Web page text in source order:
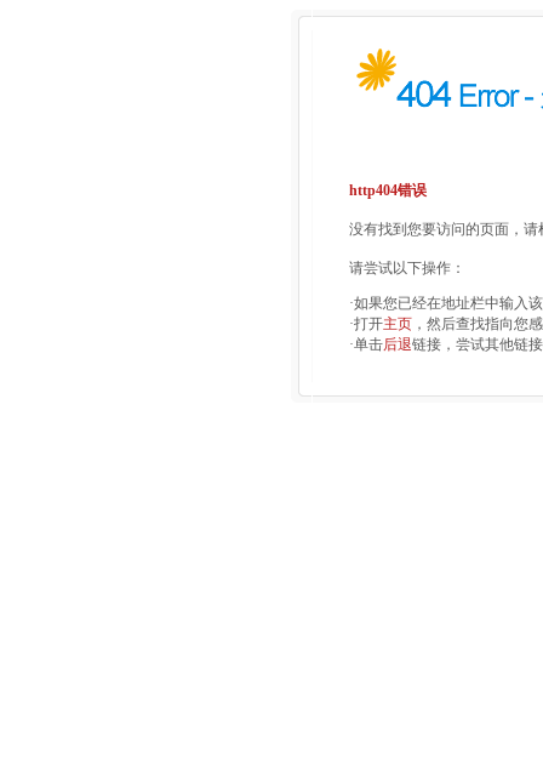
http404错误
没有找到您要访问的页面，
请尝试以下操作：
·如果您已经在地址栏中输入
·打开主页 ，然后查找指向您
·单击后退链接，尝试其他链